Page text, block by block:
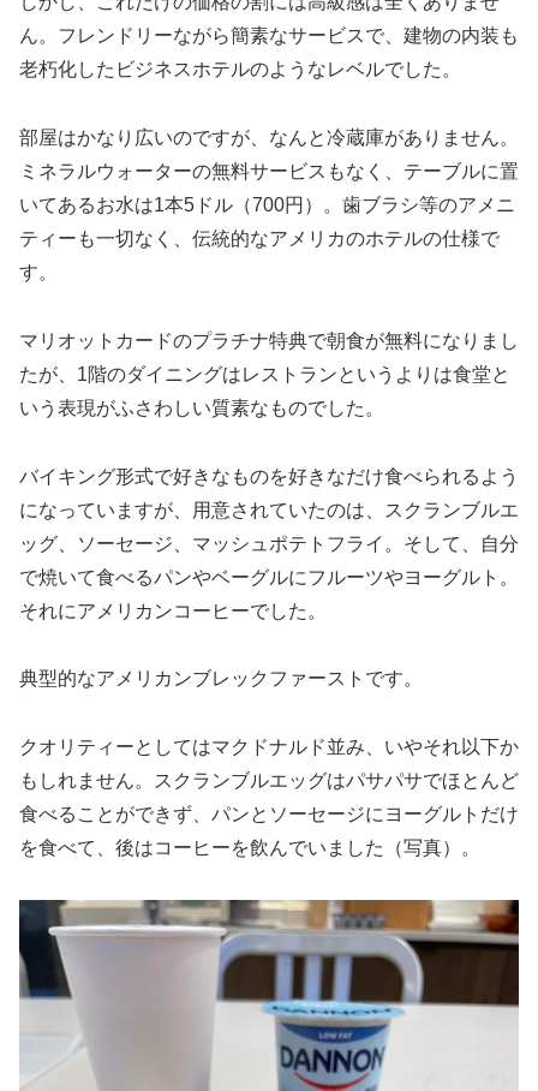
ん。フレンドリーながら簡素なサービスで、建物の内装も
老朽化したビジネスホテルのようなレベルでした。
部屋はかなり広いのですが、なんと冷蔵庫がありません。
ミネラルウォーターの無料サービスもなく、テーブルに置
いてあるお水は1本5ドル（700円）。歯ブラシ等のアメニ
ティーも一切なく、伝統的なアメリカのホテルの仕様で
す。
マリオットカードのプラチナ特典で朝食が無料になりまし
たが、1階のダイニングはレストランというよりは食堂と
いう表現がふさわしい質素なものでした。
バイキング形式で好きなものを好きなだけ食べられるよう
になっていますが、用意されていたのは、スクランブルエ
ッグ、ソーセージ、マッシュポテトフライ。そして、自分
で焼いて食べるパンやベーグルにフルーツやヨーグルト。
それにアメリカンコーヒーでした。
典型的なアメリカンブレックファーストです。
クオリティーとしてはマクドナルド並み、いやそれ以下か
もしれません。スクランブルエッグはパサパサでほとんど
食べることができず、パンとソーセージにヨーグルトだけ
を食べて、後はコーヒーを飲んでいました（写真）。